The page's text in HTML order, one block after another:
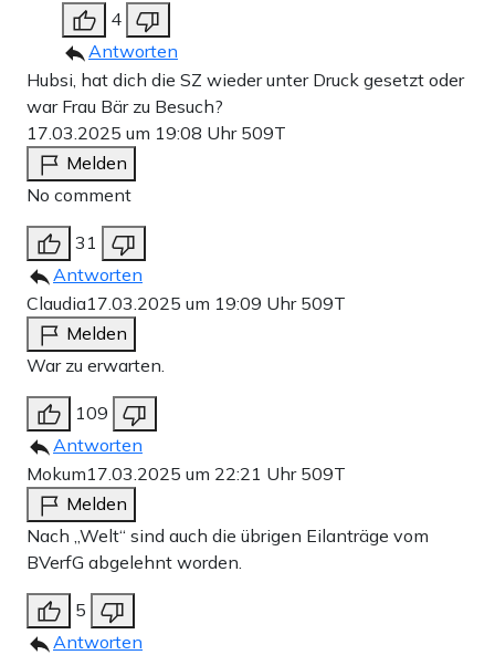
4
Antworten
Hubsi, hat dich die SZ wieder unter Druck gesetzt oder
war Frau Bär zu Besuch?
17.03.2025 um 19:08 Uhr 509T
Melden
No comment
31
Antworten
Claudia17.03.2025 um 19:09 Uhr 509T
Melden
War zu erwarten.
109
Antworten
Mokum17.03.2025 um 22:21 Uhr 509T
Melden
Nach „Welt“ sind auch die übrigen Eilanträge vom
BVerfG abgelehnt worden.
5
Antworten